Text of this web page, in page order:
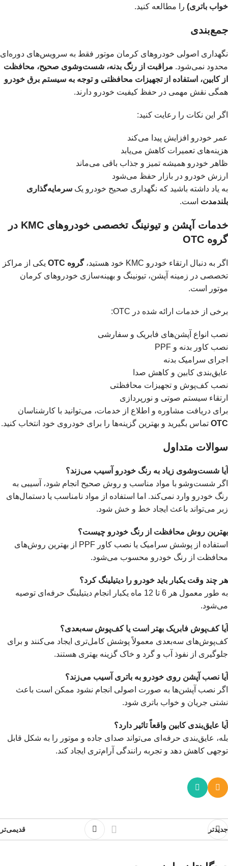
خواب باتری) را مطالعه کنید.
جمع‌بندی
نگهداری اصولی خودروهای کرمان موتور فقط به سرویس‌های دوره‌ای
محدود نمی‌شود. مراقبت از رنگ بدنه، شست‌وشوی صحیح، محافظت
از کابین، استفاده از تجهیزات محافظتی و توجه به سیستم برق خودرو
همگی نقش مهمی در حفظ کیفیت خودرو دارند.
اگر این نکات را رعایت کنید:
عمر خودرو افزایش پیدا می‌کند
هزینه‌های تعمیرات کاهش می‌یابد
ظاهر خودرو همیشه تمیز و جذاب باقی می‌ماند
ارزش خودرو در بازار حفظ می‌شود
به یاد داشته باشید که نگهداری صحیح خودرو یک سرمایه‌گذاری
بلندمدت است.
خدمات آپشن و تیونینگ تخصصی خودروهای KMC در
گروه OTC
اگر به دنبال ارتقاء خودرو KMC خود هستید، گروه OTC
یکی از مراکز
تخصصی در زمینه آپشن، تیونینگ و بهینه‌سازی خودروهای کرمان
موتور است.
برخی از خدمات ارائه شده در OTC:
نصب انواع آپشن‌های فابریک و سفارشی
نصب کاور بدنه و PPF
اجرای سرامیک بدنه
عایق‌بندی کابین و کاهش صدا
نصب کف‌پوش و تجهیزات محافظتی
ارتقاء سیستم صوتی و نورپردازی
برای دریافت مشاوره و اطلاع از خدمات، می‌توانید با کارشناسان
OTC تماس بگیرید و بهترین گزینه‌ها را برای خودروی خود انتخاب کنید.
سوالات متداول
آیا شست‌وشوی زیاد به رنگ خودرو آسیب می‌زند؟
اگر شست‌وشو با مواد مناسب و روش صحیح انجام شود، آسیبی به
رنگ خودرو وارد نمی‌کند. اما استفاده از مواد نامناسب یا دستمال‌های
زبر می‌تواند باعث ایجاد خط و خش شود.
بهترین روش محافظت از رنگ خودرو چیست؟
استفاده از پوشش سرامیک یا نصب کاور PPF از بهترین روش‌های
محافظت از رنگ خودرو محسوب می‌شود.
هر چند وقت یکبار باید خودرو را دیتیلینگ کرد؟
به طور معمول هر 6 تا 12 ماه یکبار انجام دیتیلینگ حرفه‌ای توصیه
می‌شود.
آیا کف‌پوش فابریک بهتر است یا کف‌پوش سه‌بعدی؟
کف‌پوش‌های سه‌بعدی معمولاً پوشش کامل‌تری ایجاد می‌کنند و برای
جلوگیری از نفوذ آب و گرد و خاک گزینه بهتری هستند.
آیا نصب آپشن روی خودرو به باتری آسیب می‌زند؟
اگر نصب آپشن‌ها به صورت اصولی انجام نشود ممکن است باعث
نشتی جریان و خواب باتری شود.
آیا عایق‌بندی کابین واقعاً تاثیر دارد؟
بله، عایق‌بندی حرفه‌ای می‌تواند صدای جاده و موتور را به شکل قابل
توجهی کاهش دهد و تجربه رانندگی آرام‌تری ایجاد کند.
جدیدتر قدیمی‌تر